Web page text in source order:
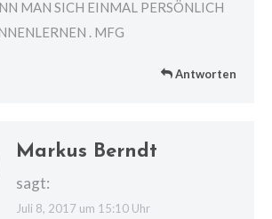
MAN SICH EINMAL PERSÖNLICH
. MFG
Antworten
Markus Berndt
sagt:
Juli 8, 2017 um 15:10 Uhr